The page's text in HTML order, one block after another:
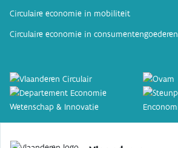
Circulaire economie in mobiliteit
Circulaire economie in consumentengoederen